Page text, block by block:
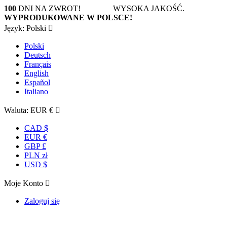
100 DNI NA ZWROT! WYSOKA JAKOŚĆ.
WYPRODUKOWANE W POLSCE!
Język: Polski 
Polski
Deutsch
Français
English
Español
Italiano
Waluta: EUR € 
CAD $
EUR €
GBP £
PLN zł
USD $
Moje Konto 
Zaloguj się